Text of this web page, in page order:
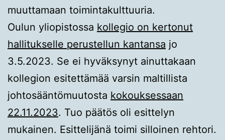
muuttamaan toimintakulttuuria.
Oulun yliopistossa kollegio on kertonut
hallitukselle perustellun kantansa jo
3.5.2023. Se ei hyväksynyt ainuttakaan
kollegion esitettämää varsin maltillista
johtosääntömuutosta kokouksessaan
22.11.2023. Tuo päätös oli esittelyn
mukainen. Esittelijänä toimi silloinen rehtori.